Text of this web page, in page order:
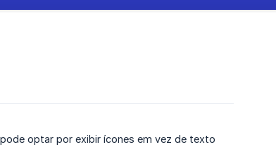
optar por exibir ícones em vez de texto